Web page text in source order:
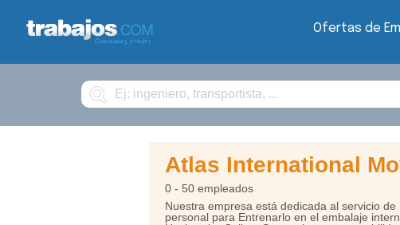
Ofertas de
Buscar
Atlas International
0 - 50 empleados
Nuestra empresa está dedicada al servicio
personal para Entrenarlo en el embalaje